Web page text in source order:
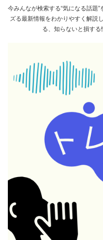
今みんなが検索する“気になる話題
ズる最新情報をわかりやすく解説
る、知らないと損する